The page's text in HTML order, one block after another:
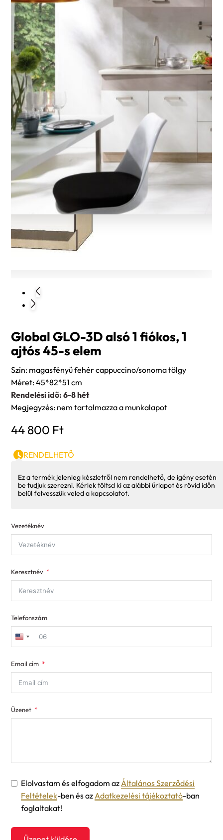
Global GLO-3D alsó 1 fiókos, 1
ajtós 45-s elem
Szín: magasfényű fehér cappuccino/sonoma tölgy
Méret: 45*82*51 cm
Rendelési idő: 6-8 hét
Megjegyzés: nem tartalmazza a munkalapot
44 800 Ft
RENDELHETŐ
Ez a termék jelenleg készletről nem rendelhető, de igény esetén
be tudjuk szerezni. Kérlek töltsd ki az alábbi űrlapot és rövid időn
belül felvesszük veled a kapcsolatot.
Vezetéknév
Keresztnév
Telefonszám
United
+1
Email cím
Üzenet
Elolvastam és elfogadom azÁltalános Szerződési
Feltételek-ben és azAdatkezelési tájékoztató-ban
foglaltakat!